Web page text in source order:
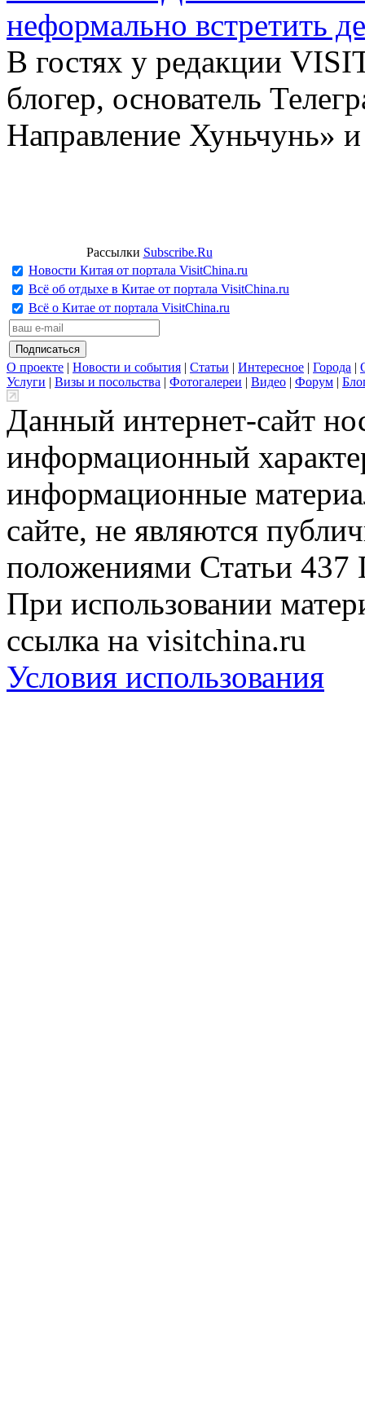
неформально встретить
В гостях у редакции
блогер, основатель
Направление Хуньчунь»
Рассылки Subscribe.Ru
Новости Китая от портала VisitChina.ru
Всё об отдыхе в Китае от портала VisitChina.ru
Всё о Китае от портала VisitChina.ru
О проекте | Новости и события | Статьи | Интересное | Города |
Услуги | Визы и посольства | Фотогалереи | Видео | Форум |
Данный интернет-сайт
информационный
информационные
сайте, не являются
положениями Статьи 437
При использовании
ссылка на visitchina.ru
Условия использования